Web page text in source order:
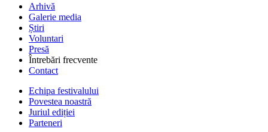
Arhivă
Galerie media
Știri
Voluntari
Presă
Întrebări frecvente
Contact
Echipa festivalului
Povestea noastră
Juriul ediției
Parteneri